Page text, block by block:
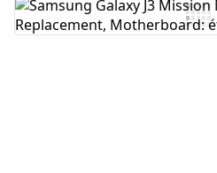
Ajouter un commentaire